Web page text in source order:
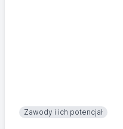
Zawody i ich potencjał